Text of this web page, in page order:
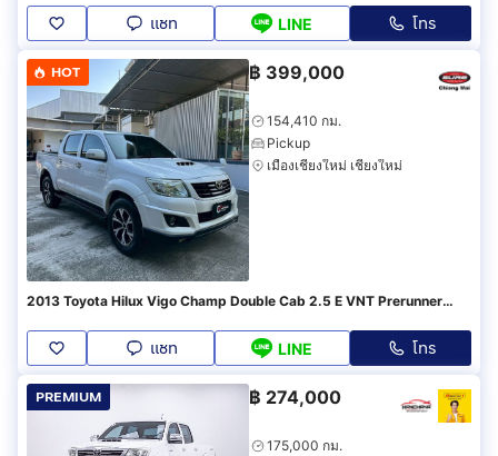
แชท LINE โทร
HOT ฿ 399,000
154,410 กม.
Pickup
เมืองเชียงใหม่ เชียงใหม่
2013 Toyota Hilux Vigo Champ Double Cab 2.5 E VNT Prerunner
แชท LINE โทร
PREMIUM ฿ 274,000
175,000 กม.